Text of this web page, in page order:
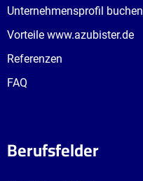
Unternehmensprofil buchen
Vorteile www.azubister.de
Referenzen
FAQ
Berufsfelder